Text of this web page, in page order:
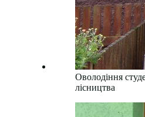
Оволодіння
лісництва